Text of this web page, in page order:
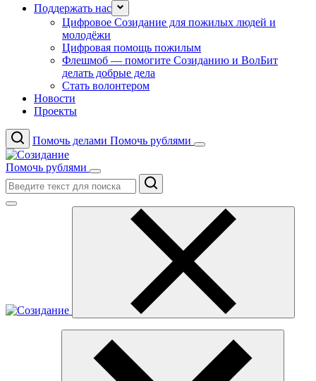
Поддержать нас
Цифровое Созидание для пожилых людей и
молодёжи
Цифровая помощь пожилым
Флешмоб — помогите Созиданию и ВолБит
делать добрые дела
Стать волонтером
Новости
Проекты
Помочь делами Помочь рублями
Помочь рублями
Поиск